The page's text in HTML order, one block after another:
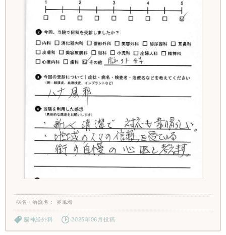
病名・治療名 鼻風邪
脳神経外科 2025年06月投稿